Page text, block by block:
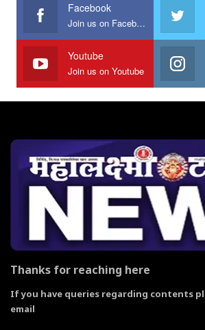
Facebook
Join us on Facebook
Youtube
Join us on Youtube
Thanks for reaching here
If you have queries regarding contents
email